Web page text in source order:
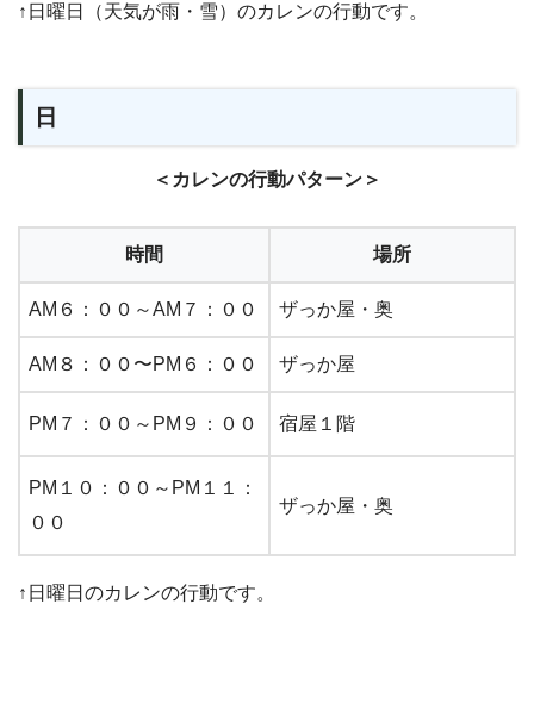
↑日曜日（天気が雨・雪）のカレンの行動です。
日
＜カレンの行動パターン＞
時間 場所
AM６：００～AM７：００ ザっか屋・奥
AM８：００〜PM６：００ ザっか屋
PM７：００～PM９：００ 宿屋１階
PM１０：００～PM１１：
００
ザっか屋・奥
↑日曜日のカレンの行動です。